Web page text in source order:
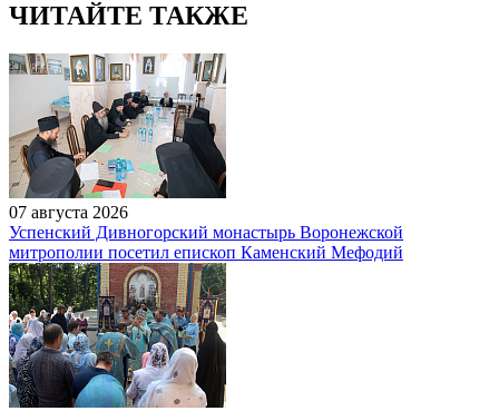
ЧИТАЙТЕ ТАКЖЕ
07 августа 2026
Успенский Дивногорский монастырь Воронежской
митрополии посетил епископ Каменский Мефодий